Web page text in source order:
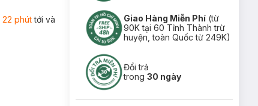
22 phúttới và
Giao Hàng Miễn Phí (từ
90K tại 60 Tỉnh Thành trừ
huyện, toàn Quốc từ 249K)
Đổi trả
trong30 ngày